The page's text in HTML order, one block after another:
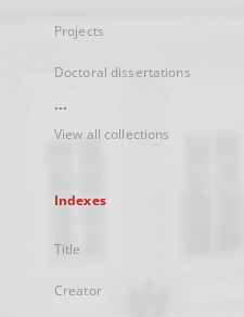
Projects
Doctoral dissertations
...
View all collections
Indexes
Title
Creator